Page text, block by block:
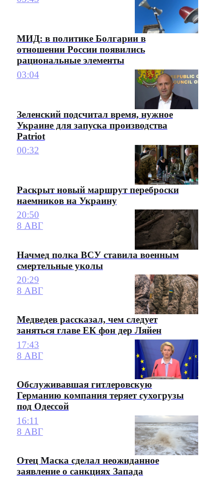
МИД: в политике Болгарии в
отношении России появились
рациональные элементы
03:04
Зеленский подсчитал время, нужное
Украине для запуска производства
Patriot
00:32
Раскрыт новый маршрут переброски
наемников на Украину
20:50
8 АВГ
Начмед полка ВСУ ставила военным
смертельные уколы
20:29
8 АВГ
Медведев рассказал, чем следует
заняться главе ЕК фон дер Ляйен
17:43
8 АВГ
Обслуживавшая гитлеровскую
Германию компания теряет сухогрузы
под Одессой
16:11
8 АВГ
Отец Маска сделал неожиданное
заявление о санкциях Запада